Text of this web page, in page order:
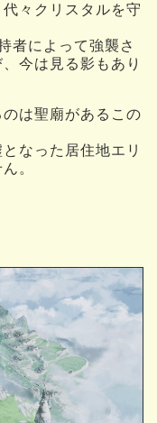
々クリスタルを守
者によって強襲さ
今は見る影もあり
は聖廟があるこの
なった居住地エリ
。